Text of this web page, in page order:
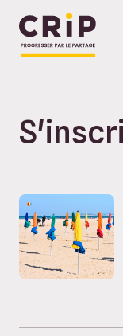
Aller au contenu